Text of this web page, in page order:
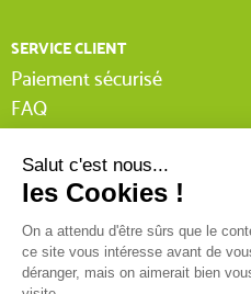
SERVICE CLIENT
Paiement sécurisé
FAQ
Lexique Tissnet
Suivi commande invité
Contactez-nous